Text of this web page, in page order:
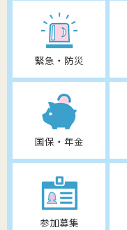
緊急・防災
国保・年金
参加募集